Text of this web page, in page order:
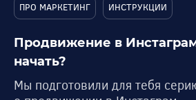
ПРО МАРКЕТИНГ ИНСТРУКЦИИ
Продвижение в
начать?
Мы подготовили для тебя